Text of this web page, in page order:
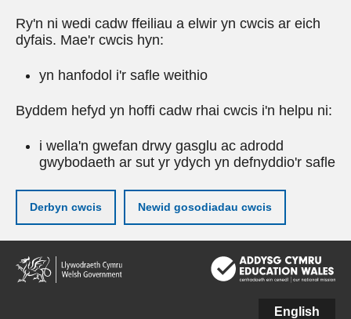
Ry'n ni wedi cadw ffeiliau a elwir yn cwcis ar eich
dyfais. Mae'r cwcis hyn:
yn hanfodol i'r safle weithio
Byddem hefyd yn hoffi cadw rhai cwcis i'n helpu ni:
i wella'n gwefan drwy gasglu ac adrodd
gwybodaeth ar sut yr ydych yn defnyddio'r safle
Derbyn cwcis Newid gosodiadau cwcis
Neidio
i'r
prif
English